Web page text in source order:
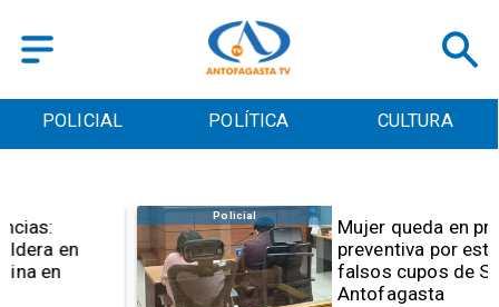
POLICIAL POLÍTICA CULTURA
Mujer queda en prisión
preventiva por estafas con
falsos cupos de Serviu en
Antofagasta